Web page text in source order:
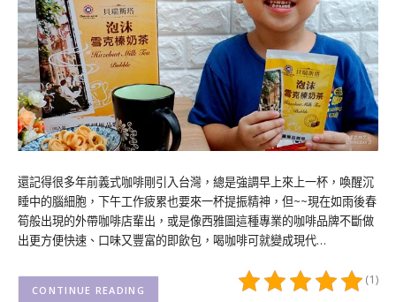
還記得很多年前義式咖啡剛引入台灣，總是強調早上來上一杯，喚醒沉
睡中的腦細胞，下午工作疲累也要來一杯提振精神，但~~現在如雨後春
筍般出現的外帶咖啡店輩出，或是像西雅圖這種專業的咖啡品牌不斷做
出更方便快速、口味又豐富的即飲包，喝咖啡可就變成現代…
(1)
CONTINUE READING